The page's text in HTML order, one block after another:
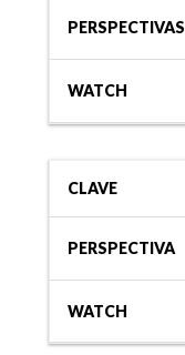
PERSPECTIVAS
WATCH
CLAVE
PERSPECTIVA
WATCH